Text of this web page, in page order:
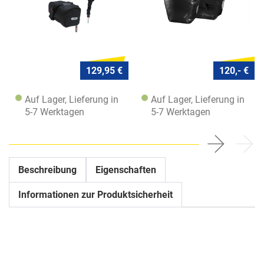
129,95 €
Auf Lager, Lieferung in
5-7 Werktagen
120,- €
Auf Lager, Lieferung in
5-7 Werktagen
Beschreibung Eigenschaften
Informationen zur Produktsicherheit